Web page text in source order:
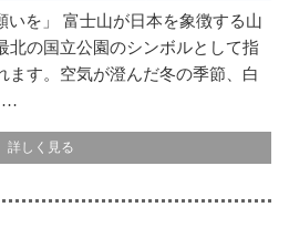
いを」 富士山が日本を象徴する山
北の国立公園のシンボルとして指
ます。空気が澄んだ冬の季節、白
…
詳しく見る